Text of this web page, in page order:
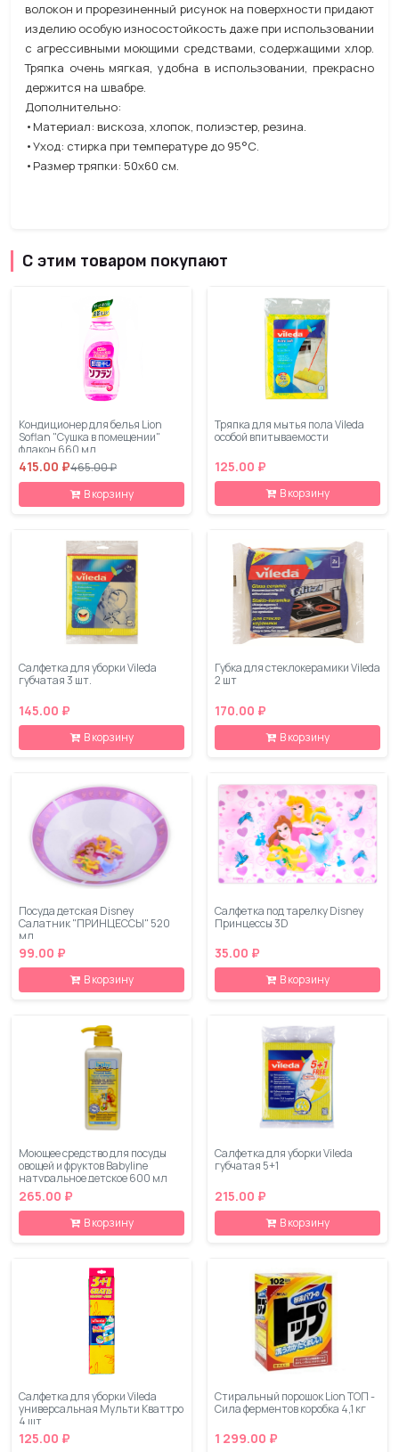
волокон и прорезиненный рисунок на поверхности придают
изделию особую износостойкость даже при использовании
с агрессивными моющими средствами, содержащими хлор.
Тряпка очень мягкая, удобна в использовании, прекрасно
держится на швабре.
Дополнительно:
•Материал: вискоза, хлопок, полиэстер, резина.
•Уход: стирка при температуре до 95°С.
•Размер тряпки: 50х60 см.
С этим товаром покупают
Кондиционер для белья Lion
Soflan "Сушка в помещении"
флакон 660 мл
415.00 ₽465.00 ₽
В корзину
Тряпка для мытья пола Vileda
особой впитываемости
125.00 ₽
В корзину
Салфетка для уборки Vileda
губчатая 3 шт.
145.00 ₽
В корзину
Губка для стеклокерамики Vileda
2 шт
170.00 ₽
В корзину
Посуда детская Disney
Салатник "ПРИНЦЕССЫ" 520
мл
99.00 ₽
В корзину
Салфетка под тарелку Disney
Принцессы 3D
35.00 ₽
В корзину
Моющее средство для посуды
овощей и фруктов Babyline
натуральное детское 600 мл
265.00 ₽
В корзину
Салфетка для уборки Vileda
губчатая 5+1
215.00 ₽
В корзину
Салфетка для уборки Vileda
универсальная Мульти Кваттро
4 шт
125.00 ₽
Стиральный порошок Lion ТОП -
Сила ферментов коробка 4,1 кг
1 299.00 ₽